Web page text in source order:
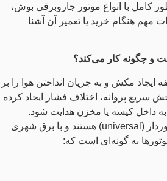
کامل با انواع موتور جاروبرقی بوش،
مهم هنگام خرید یا تعمیر آن آشنا
و چگونه کار می‌کند؟
مکش و به جریان انداختن هوا را بر
سریع پروانه، اختلاف فشار ایجاد کرده
داخل کیسه یا مخزن هدایت شود.
موتورهای بوش از نوع کلکتوردار (universal) هستند و با برق شهری
به گونه‌ای است که: